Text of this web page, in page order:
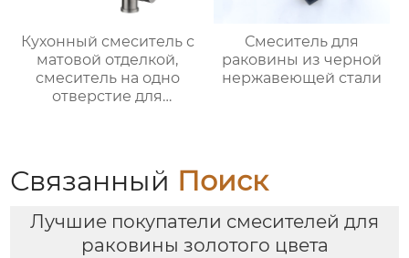
Кухонный смеситель с
матовой отделкой,
смеситель на одно
отверстие для
Смеситель для
раковины из черной
нержавеющей стали
Связанный Поиск
Лучшие покупатели смесителей для
раковины золотого цвета